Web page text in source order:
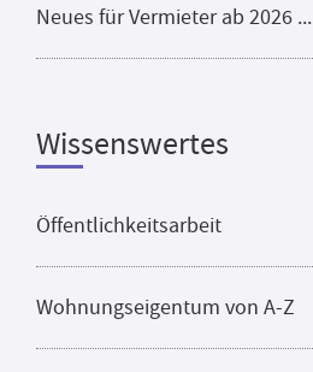
Neues für Vermieter ab 2026 ...
Wissenswertes
Öffentlichkeitsarbeit
Wohnungseigentum von A-Z